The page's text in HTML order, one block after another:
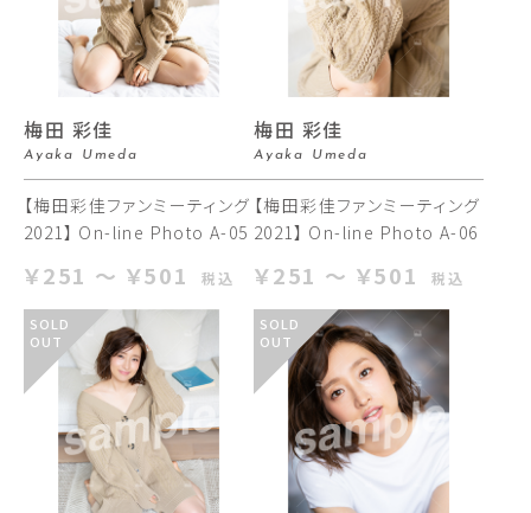
梅田 彩佳
Ayaka Umeda
【梅田彩佳ファンミーティング
2021】 On-line Photo A-05
￥251 ～ ￥501 税込
梅田 彩佳
Ayaka Umeda
【梅田彩佳ファンミーティング
2021】 On-line Photo A-06
￥251 ～ ￥501 税込
SOLD
OUT
SOLD
OUT